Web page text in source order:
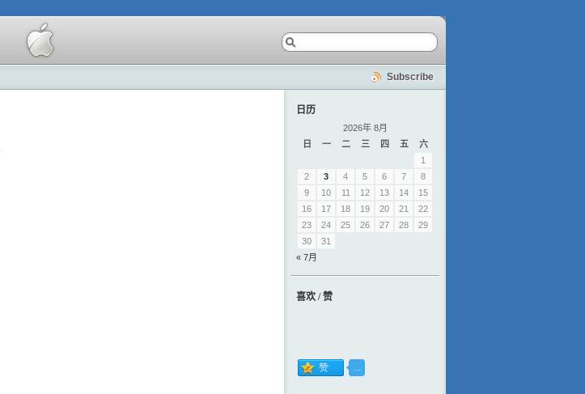
Subscribe
日历
2026年 8月
日
一 二 三 四 五
六
1
2
3 4 5 6 7
8
9
10 11 12 13 14
15
16
17 18 19 20 21
22
23
24 25 26 27 28
29
30
31
« 7月
喜欢 / 赞